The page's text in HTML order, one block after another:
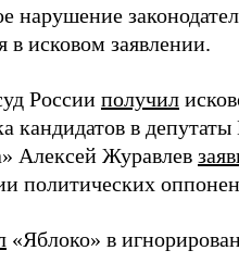
нарушение
в исковом заявлении.
России получил
кандидатов в
Алексей Журавлев
политических
«Яблоко» в